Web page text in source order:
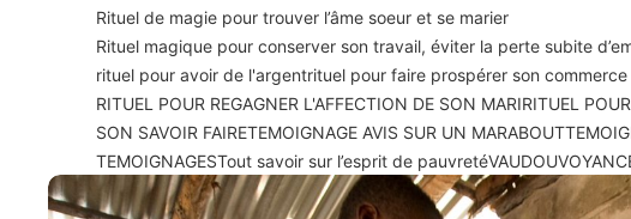
Rituel de magie pour trouver l’âme soeur et se marier
Rituel magique pour conserver son travail, éviter la perte subite
rituel pour avoir de l'argentrituel pour faire prospérer son commerce
RITUEL POUR REGAGNER L'AFFECTION DE SON MARIRITUEL
SON SAVOIR FAIRETEMOIGNAGE AVIS SUR UN MARABOUT
TEMOIGNAGESTout savoir sur l’esprit de pauvretéVAUDOU